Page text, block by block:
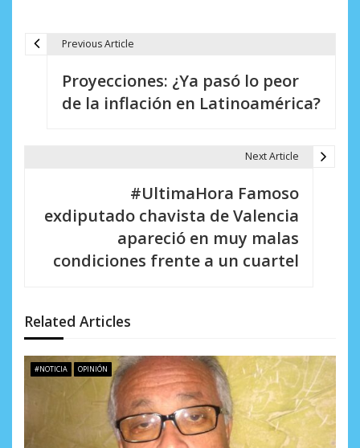
n
d
e
n
Previous Article
Proyecciones: ¿Ya pasó lo peor
de la inflación en Latinoamérica?
Next Article
#UltimaHora Famoso
exdiputado chavista de Valencia
apareció en muy malas
condiciones frente a un cuartel
Related Articles
#NOTICIA OPINIÓN